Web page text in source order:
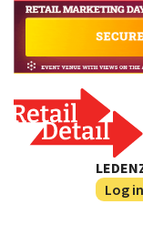
Log in